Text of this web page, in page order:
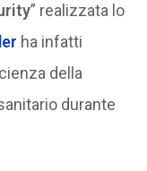
” realizzata lo
ha infatti
della
durante